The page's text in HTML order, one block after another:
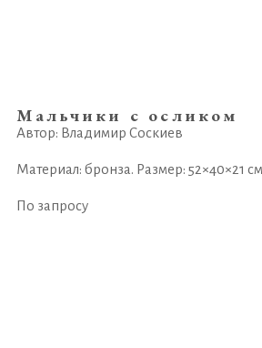
Мальчики с осликом
Автор: Владимир Соскиев
Материал: бронза. Размер: 52×40×21
По запросу